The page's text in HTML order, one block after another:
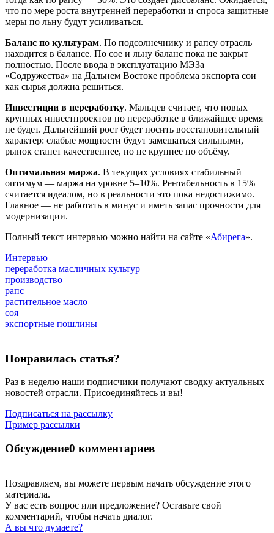
что по мере роста внутренней переработки и спроса защитные
меры по льну будут усиливаться.
Баланс по культурам. По подсолнечнику и рапсу отрасль
находится в балансе. По сое и льну баланс пока не закрыт
полностью. После ввода в эксплуатацию МЭЗа
«Содружества» на Дальнем Востоке проблема экспорта сои
как сырья должна решиться.
Инвестиции в переработку. Мальцев считает, что новых
крупных инвестпроектов по переработке в ближайшее время
не будет. Дальнейший рост будет носить восстановительный
характер: слабые мощности будут замещаться сильными,
рынок станет качественнее, но не крупнее по объёму.
Оптимальная маржа. В текущих условиях стабильный
оптимум — маржа на уровне 5–10%. Рентабельность в 15%
считается идеалом, но в реальности это пока недостижимо.
Главное — не работать в минус и иметь запас прочности для
модернизации.
Полный текст интервью можно найти на сайте «Абирега».
Интервью
переработка масличных культур
производство
рапс
растительное масло
соя
экспортные пошлины
Понравилась статья?
Раз в неделю наши подписчики получают сводку актуальных
новостей отрасли. Присоединяйтесь и вы!
Подписаться на рассылку
Пример рассылки
Обсуждение0 комментариев
Поздравляем, вы можете первым начать обсуждение этого
материала.
У вас есть вопрос или предложение? Оставьте свой
комментарий, чтобы начать диалог.
А вы что думаете?